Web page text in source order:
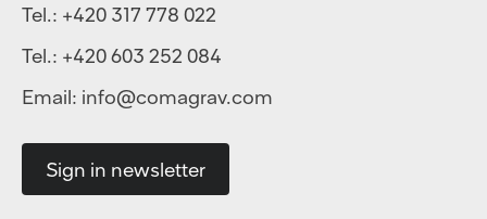
Tel.: +420 317 778 022
Tel.: +420 603 252 084
Email: info@comagrav.com
Sign in newsletter